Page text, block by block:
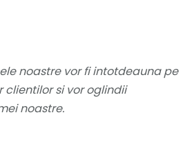
noastre vor fi intotdeauna pe
si vor oglindii
noastre.